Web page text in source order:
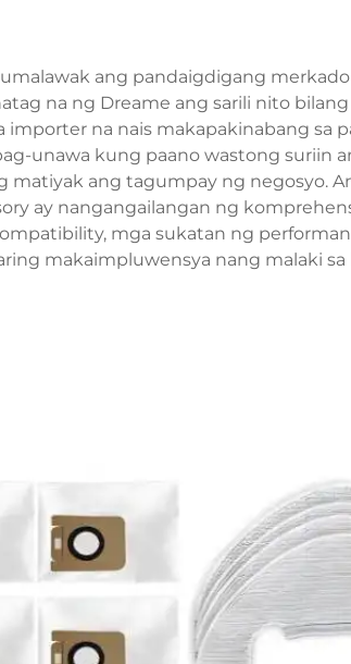
ang pandaigdigang
na ng Dreame ang sarili nito
importer na nais makapakinabang sa
unawa kung paano wastong suriin
matiyak ang tagumpay ng negosyo.
ay nangangailangan ng
mga sukatan ng
makaimpluwensya nang malaki